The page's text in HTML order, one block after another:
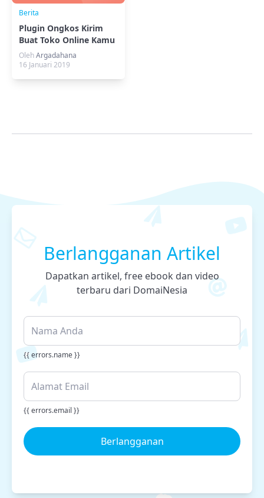
Berita
Plugin Ongkos Kirim
Buat Toko Online Kamu
OlehArgadahana
16 Januari 2019
Berlangganan Artikel
Dapatkan artikel, free ebook dan video
terbaru dari DomaiNesia
{{ errors.name }}
{{ errors.email }}
Berlangganan